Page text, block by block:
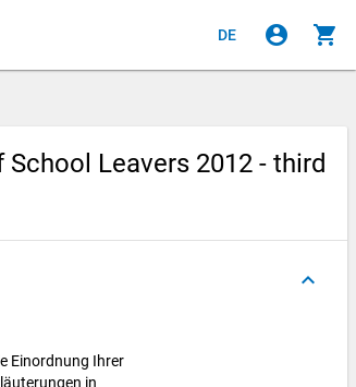
DE account_circle shopping_cart
Leavers 2012 - third
keyboard_arrow_up
Einordnung Ihrer
in